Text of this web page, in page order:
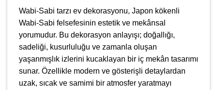
Wabi-Sabi tarzı ev dekorasyonu, Japon kökenli
Wabi-Sabi felsefesinin estetik ve mekânsal
yorumudur. Bu dekorasyon anlayışı; doğallığı,
sadeliği, kusurluluğu ve zamanla oluşan
yaşanmışlık izlerini kucaklayan bir iç mekân tasarımı
sunar. Özellikle modern ve gösterişli detaylardan
uzak, sıcak ve samimi bir atmosfer yaratmayı